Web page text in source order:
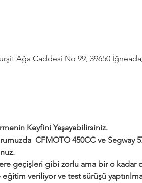
Ağa Caddesi No 99, 39650
Keyfini Yaşayabilirsiniz.
CFMOTO 450CC ve
geçişleri gibi zorlu ama bir o kadar
veriliyor ve test sürüşü